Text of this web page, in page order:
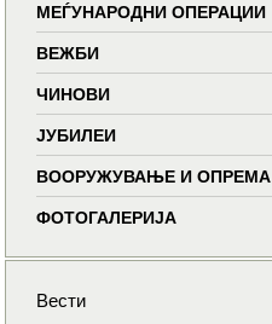
МЕЃУНАРОДНИ ОПЕРАЦИИ
ВЕЖБИ
ЧИНОВИ
ЈУБИЛЕИ
ВООРУЖУВАЊЕ И ОПРЕМА
ФОТОГАЛЕРИЈА
Вести